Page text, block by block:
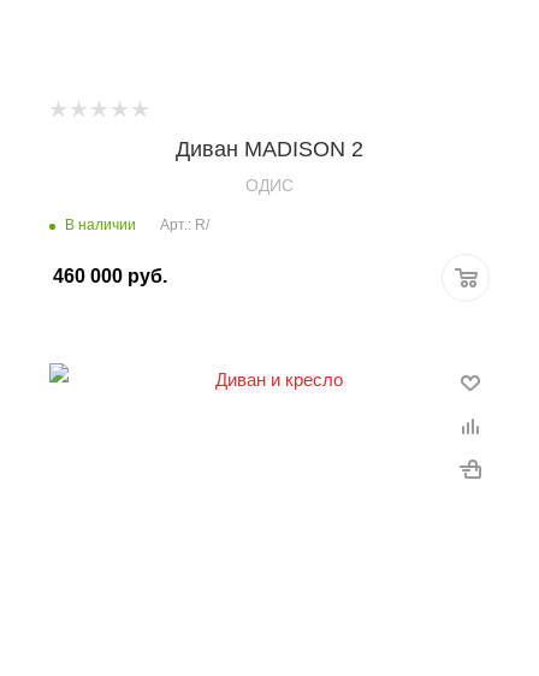
Диван MADISON 2
OДИС
В наличии Арт.: R/
460 000 руб.